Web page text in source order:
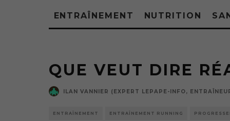
ENTRAÎNEMENT NUTRITION
QUE VEUT DIRE
ILAN VANNIER (EXPERT LEPAPE-INFO,
ENTRAÎNEMENT ENTRAÎNEMENT RUNNING